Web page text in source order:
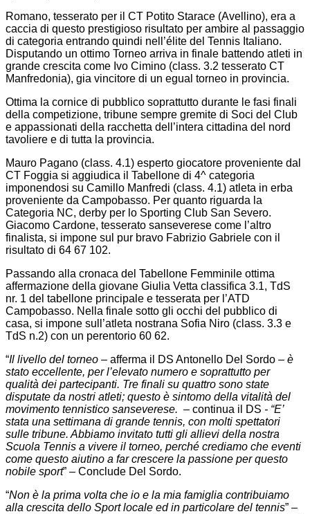
Romano, tesserato per il CT Potito Starace (Avellino), era a
caccia di questo prestigioso risultato per ambire al passaggio
di categoria entrando quindi nell’élite del Tennis Italiano.
Disputando un ottimo Torneo arriva in finale battendo atleti in
grande crescita come Ivo Cimino (class. 3.2 tesserato CT
Manfredonia), gia vincitore di un egual torneo in provincia.
Ottima la cornice di pubblico soprattutto durante le fasi finali
della competizione, tribune sempre gremite di Soci del Club
e appassionati della racchetta dell’intera cittadina del nord
tavoliere e di tutta la provincia.
Mauro Pagano (class. 4.1) esperto giocatore proveniente dal
CT Foggia si aggiudica il Tabellone di 4^ categoria
imponendosi su Camillo Manfredi (class. 4.1) atleta in erba
proveniente da Campobasso. Per quanto riguarda la
Categoria NC, derby per lo Sporting Club San Severo.
Giacomo Cardone, tesserato sanseverese come l’altro
finalista, si impone sul pur bravo Fabrizio Gabriele con il
risultato di 64 67 102.
Passando alla cronaca del Tabellone Femminile ottima
affermazione della giovane Giulia Vetta classifica 3.1, TdS
nr. 1 del tabellone principale e tesserata per l’ATD
Campobasso. Nella finale sotto gli occhi del pubblico di
casa, si impone sull’atleta nostrana Sofia Niro (class. 3.3 e
TdS n.2) con un perentorio 60 62.
“Il livello del torneo – afferma il DS Antonello Del Sordo – è
stato eccellente, per l’elevato numero e soprattutto per
qualità dei partecipanti. Tre finali su quattro sono state
disputate da nostri atleti; questo è sintomo della vitalità del
movimento tennistico sanseverese. – continua il DS - “E’
stata una settimana di grande tennis, con molti spettatori
sulle tribune. Abbiamo invitato tutti gli allievi della nostra
Scuola Tennis a vivere il torneo, perché crediamo che eventi
come questo aiutino a far crescere la passione per questo
nobile sport” – Conclude Del Sordo.
“Non è la prima volta che io e la mia famiglia contribuiamo
alla crescita dello Sport locale ed in particolare del tennis” –